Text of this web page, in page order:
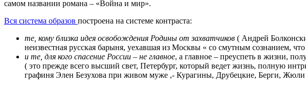
самом названии романа – «Война и мир».
Вся система образов построена на системе контраста:
те, кому близка идея освобождения Родины от захватчиков ( Андрей
неизвестная русская барыня, уехавшая из Москвы « со смутным сознанием,
и те, для кого спасение России – не главное, а главное – преуспеть в жизни,
( это прежде всего высший свет, Петербург, который ведет жизнь, полную
графиня Элен Безухова при живом муже ,- Курагины, Друбецкие, Берги, Жюли